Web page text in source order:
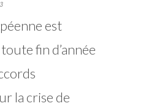
est
fin d’année
la crise de